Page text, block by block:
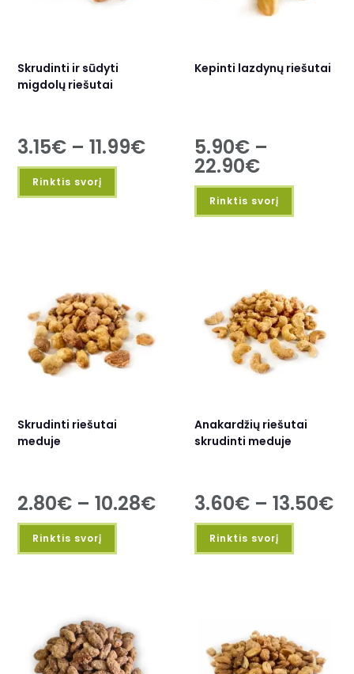
Skrudinti ir sūdyti
migdolų riešutai
3.15€ – 11.99€
Rinktis svorį
Kepinti lazdynų riešutai
5.90€ –
22.90€
Rinktis svorį
Skrudinti riešutai
meduje
2.80€ – 10.28€
Rinktis svorį
Anakardžių riešutai
skrudinti meduje
3.60€ – 13.50€
Rinktis svorį